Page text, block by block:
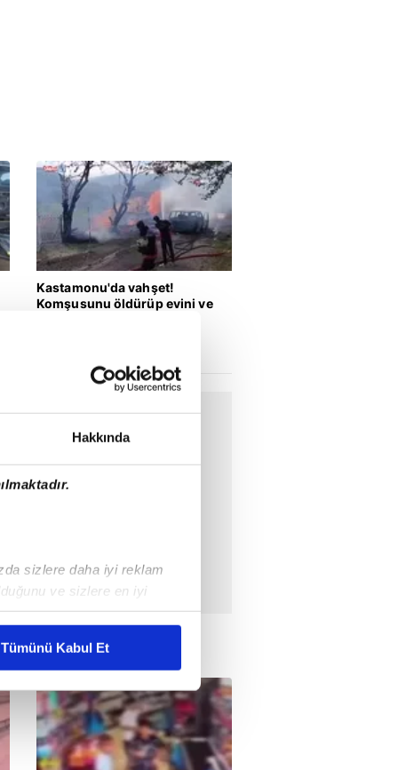
Hakkında
sizlere daha iyi reklam
ve sizlere en iyi
karşılamak
kullanılmaktadır. Bu
sunulması
ve sizlere yönelik
Tümünü Kabul Et
Kastamonu'da vahşet!
Komşusunu öldürüp evini ve